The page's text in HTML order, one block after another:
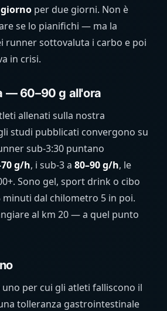
giorno per due giorni. Non è
se lo pianifichi — ma la
runner sottovaluta i carbo e poi
in crisi.
— 60–90 g all'ora
allenati sulla nostra
studi pubblicati convergono su
sub-3:30 puntano
g/h, i sub-3 a 80–90 g/h, le
Sono gel, sport drink o cibo
minuti dal chilometro 5 in poi.
al km 20 — a quel punto
per cui gli atleti falliscono il
tolleranza gastrointestinale